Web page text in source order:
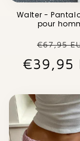
Walter -
pour
Prix
€67,95
€39,95